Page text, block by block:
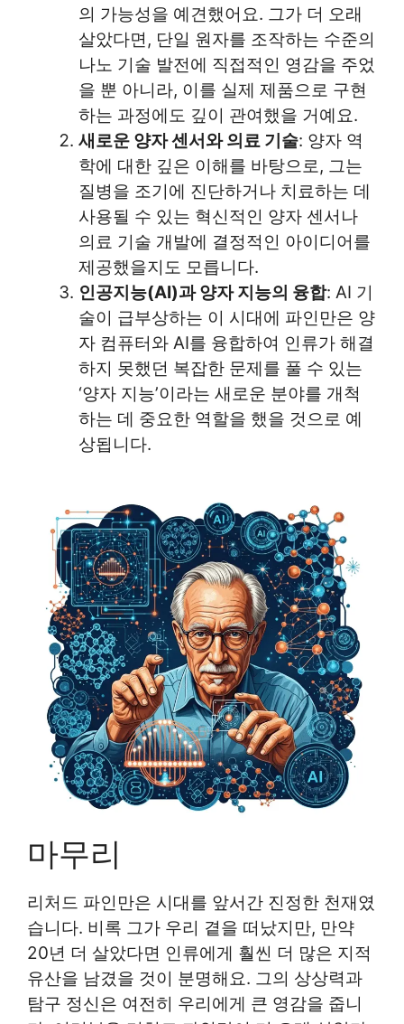
의 가능성을 예견했어요. 그가 더 오래
살았다면, 단일 원자를 조작하는 수준의
나노 기술 발전에 직접적인 영감을 주었
을 뿐 아니라, 이를 실제 제품으로 구현
하는 과정에도 깊이 관여했을 거예요.
새로운 양자 센서와 의료 기술: 양자 역
학에 대한 깊은 이해를 바탕으로, 그는
질병을 조기에 진단하거나 치료하는 데
사용될 수 있는 혁신적인 양자 센서나
의료 기술 개발에 결정적인 아이디어를
제공했을지도 모릅니다.
인공지능(AI)과 양자 지능의 융합: AI 기
술이 급부상하는 이 시대에 파인만은 양
자 컴퓨터와 AI를 융합하여 인류가 해결
하지 못했던 복잡한 문제를 풀 수 있는
‘양자 지능’이라는 새로운 분야를 개척
하는 데 중요한 역할을 했을 것으로 예
상됩니다.
마무리
리처드 파인만은 시대를 앞서간 진정한 천재였
습니다. 비록 그가 우리 곁을 떠났지만, 만약
20년 더 살았다면 인류에게 훨씬 더 많은 지적
유산을 남겼을 것이 분명해요. 그의 상상력과
탐구 정신은 여전히 우리에게 큰 영감을 줍니